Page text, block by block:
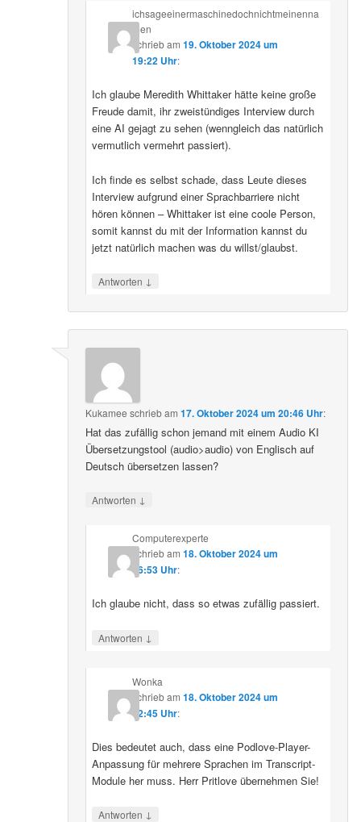
ichsageeinermaschinedochnichtmeinenna
men
schriebam 19. Oktober 2024 um
19:22 Uhr:
Ich glaube Meredith Whittaker hätte keine große
Freude damit, ihr zweistündiges Interview durch
eine AI gejagt zu sehen (wenngleich das natürlich
vermutlich vermehrt passiert).
Ich finde es selbst schade, dass Leute dieses
Interview aufgrund einer Sprachbarriere nicht
hören können – Whittaker ist eine coole Person,
somit kannst du mit der Information kannst du
jetzt natürlich machen was du willst/glaubst.
Antworten ↓
Kukamee schriebam17. Oktober 2024 um 20:46 Uhr:
Hat das zufällig schon jemand mit einem Audio KI
Übersetzungstool (audio>audio) von Englisch auf
Deutsch übersetzen lassen?
Antworten ↓
Computerexperte
schriebam 18. Oktober 2024 um
06:53 Uhr:
Ich glaube nicht, dass so etwas zufällig passiert.
Antworten ↓
Wonka
schriebam 18. Oktober 2024 um
12:45 Uhr:
Dies bedeutet auch, dass eine Podlove-Player-
Anpassung für mehrere Sprachen im Transcript-
Module her muss. Herr Pritlove übernehmen Sie!
Antworten ↓